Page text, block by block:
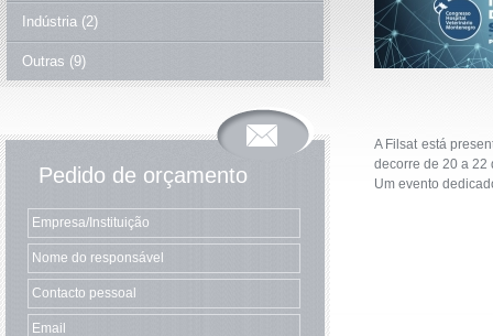
Indústria (2)
Outras (9)
Pedido de orçamento
A Filsat está
decorre de 20 a 22
Um evento